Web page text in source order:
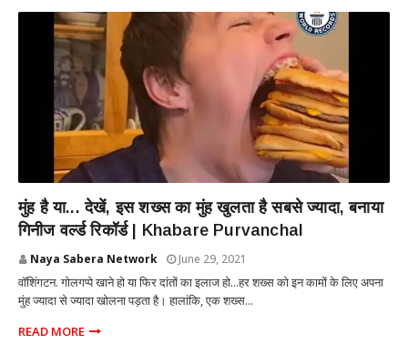
मुंह है या... देखें, इस शख्स का मुंह खुलता है सबसे ज्यादा, बनाया
गिनीज वर्ल्ड रिकॉर्ड | Khabare Purvanchal
Naya Sabera Network June 29, 2021
वॉशिंगटन. गोलगप्पे खाने हो या फिर दांतों का इलाज हो...हर शख्स को इन कामों के लिए अपना
मुंह ज्यादा से ज्यादा खोलना पड़ता है। हालांकि, एक शख्स...
READ MORE